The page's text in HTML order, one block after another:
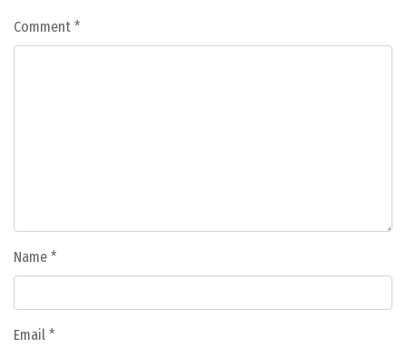
Comment *
Name *
Email *